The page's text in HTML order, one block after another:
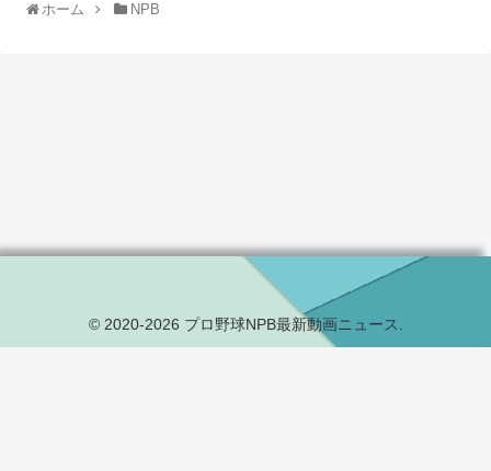
ホーム NPB
© 2020-2026 プロ野球NPB最新動画ニュース.